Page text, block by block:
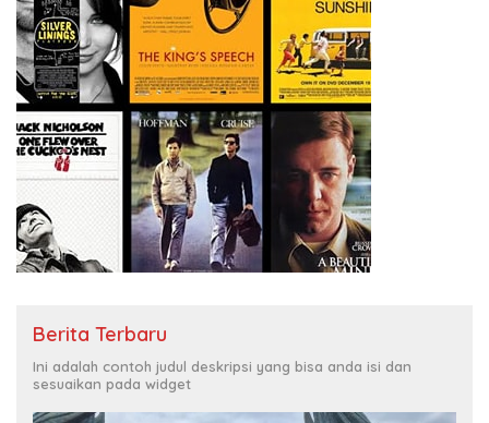
Berita Terbaru
Ini adalah contoh judul deskripsi yang bisa anda isi dan
sesuaikan pada widget